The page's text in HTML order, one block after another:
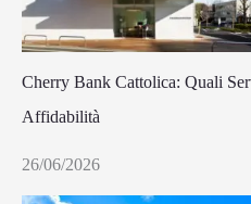
Cherry Bank Cattolica: Quali
Affidabilità
26/06/2026